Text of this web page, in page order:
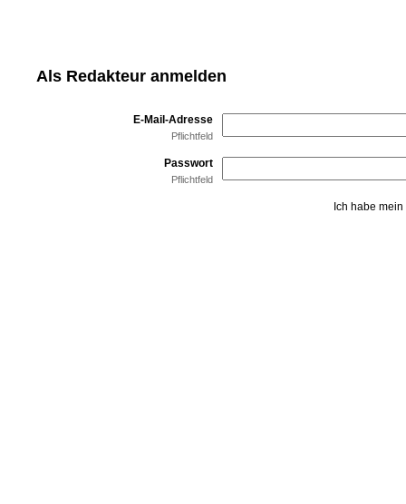
Als Redakteur anmelden
E-Mail-Adresse
Pflichtfeld
Passwort
Pflichtfeld
Ich habe mein